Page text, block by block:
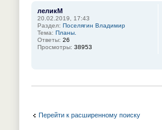
леликМ
20.02.2019, 17:43
Раздел: Поселягин Владимир
Тема: Планы.
Ответы: 26
Просмотры: 38953
Перейти к расширенному поиску